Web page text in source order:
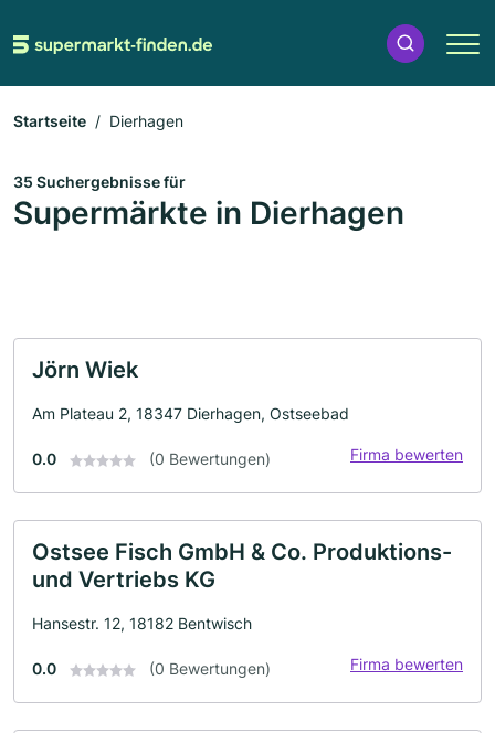
Startseite Dierhagen
35 Suchergebnisse für
Supermärkte in Dierhagen
Jörn Wiek
Am Plateau 2, 18347 Dierhagen, Ostseebad
0.0 (0 Bewertungen) Firma bewerten
Ostsee Fisch GmbH & Co. Produktions-
und Vertriebs KG
Hansestr. 12, 18182 Bentwisch
0.0 (0 Bewertungen) Firma bewerten